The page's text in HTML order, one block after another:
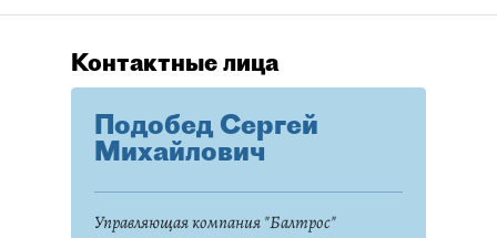
Контактные лица
Подобед Сергей
Михайлович
Управляющая компания "Балтрос"